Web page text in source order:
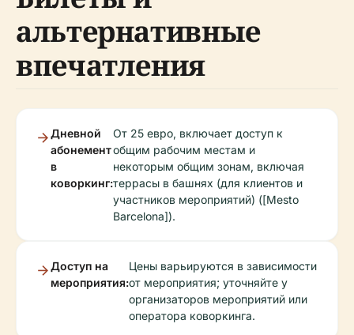
альтернативные
впечатления
Дневной
абонемент
в
коворкинг:
От 25 евро, включает доступ к
общим рабочим местам и
некоторым общим зонам, включая
террасы в башнях (для клиентов и
участников мероприятий) ([Mesto
Barcelona]).
Доступ на
мероприятия:
Цены варьируются в зависимости
от мероприятия; уточняйте у
организаторов мероприятий или
оператора коворкинга.